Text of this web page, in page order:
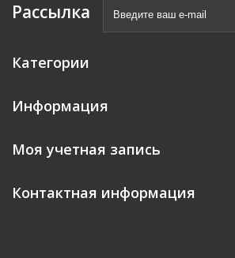
Рассылка
Категории
Информация
Моя учетная запись
Контактная информация